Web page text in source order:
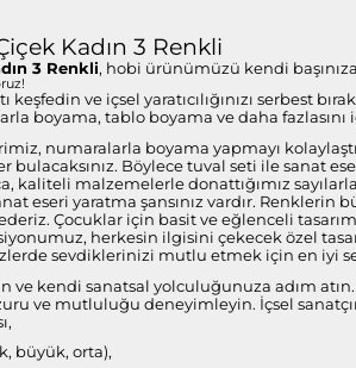
Kadın 3 Renkli
3 Renkli, hobi ürünümüzü kendi
keşfedin ve içsel yaratıcılığınızı serbest
boyama, tablo boyama ve daha
numaralarla boyama yapmayı
bulacaksınız. Böylece tuval seti ile sanat
kaliteli malzemelerle donattığımız
eseri yaratma şansınız vardır.
Çocuklar için basit ve eğlenceli
herkesin ilgisini çekecek özel
sevdiklerinizi mutlu etmek için en iyi
ve kendi sanatsal yolculuğunuza adım
ve mutluluğu deneyimleyin. İçsel
büyük, orta),